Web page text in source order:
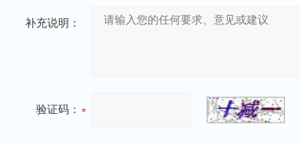
补充说明：
验证码：